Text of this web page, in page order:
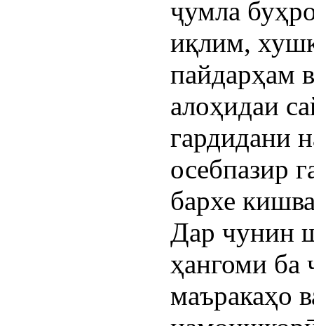
ҷумла
иқлим,
пайдарҳам
алоҳидаи
гардидани
осебпазир
бархе
Дар чунин
ҳангоми ба
маъракаҳо